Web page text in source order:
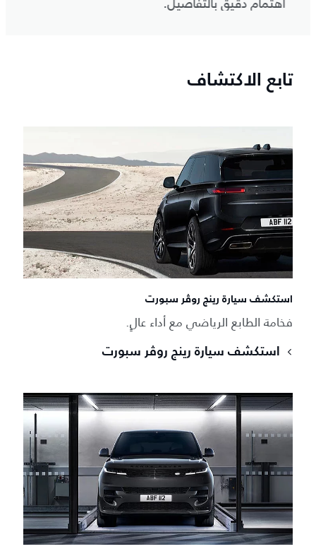
تابع الاكتشاف
استكشف سيارة رينج روڤر سبورت
فخامة الطابع الرياضي مع أداء عالٍ.
استكشف سيارة رينج روڤر سبورت